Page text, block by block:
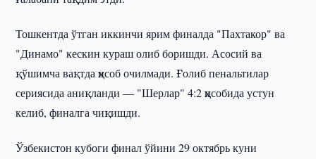
Тошкентда ўтган иккинчи ярим финалда "Пахтакор" ва
"Динамо" кескин кураш олиб боришди. Асосий ва
қўшимча вақтда ҳисоб очилмади. Ғолиб пенальтилар
сериясида аниқланди — "Шерлар" 4:2 ҳисобида устун
келиб, финалга чиқишди.
Ўзбекистон кубоги финал ўйини 29 октябрь куни